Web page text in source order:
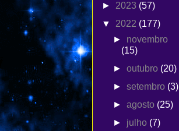
► 2023 (57)
▼ 2022 (177)
► novembro
(15)
►outubro (20)
►setembro (3)
►agosto (25)
► julho (7)